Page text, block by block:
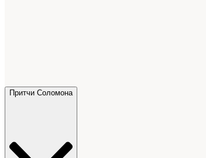
Притчи Соломона